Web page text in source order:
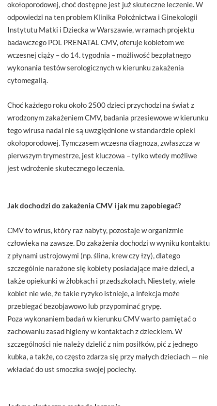
okołoporodowej, choć dostępne jest już skuteczne leczenie. W
odpowiedzi na ten problem Klinika Położnictwa i Ginekologii
Instytutu Matki i Dziecka w Warszawie, w ramach projektu
badawczego POL PRENATAL CMV, oferuje kobietom we
wczesnej ciąży – do 14. tygodnia – możliwość bezpłatnego
wykonania testów serologicznych w kierunku zakażenia
cytomegalią.
Choć każdego roku około 2500 dzieci przychodzi na świat z
wrodzonym zakażeniem CMV, badania przesiewowe w kierunku
tego wirusa nadal nie są uwzględnione w standardzie opieki
okołoporodowej. Tymczasem wczesna diagnoza, zwłaszcza w
pierwszym trymestrze, jest kluczowa – tylko wtedy możliwe
jest wdrożenie skutecznego leczenia.
Jak dochodzi do zakażenia CMV i jak mu zapobiegać?
CMV to wirus, który raz nabyty, pozostaje w organizmie
człowieka na zawsze. Do zakażenia dochodzi w wyniku kontaktu
z płynami ustrojowymi (np. ślina, krew czy łzy), dlatego
szczególnie narażone się kobiety posiadające małe dzieci, a
także opiekunki w żłobkach i przedszkolach. Niestety, wiele
kobiet nie wie, że takie ryzyko istnieje, a infekcja może
przebiegać bezobjawowo lub przypominać grypę.
Poza wykonaniem badań w kierunku CMV warto pamiętać o
zachowaniu zasad higieny w kontaktach z dzieckiem. W
szczególności nie należy dzielić z nim posiłków, pić z jednego
kubka, a także, co często zdarza się przy małych dzieciach — nie
wkładać do ust smoczka swojej pociechy.